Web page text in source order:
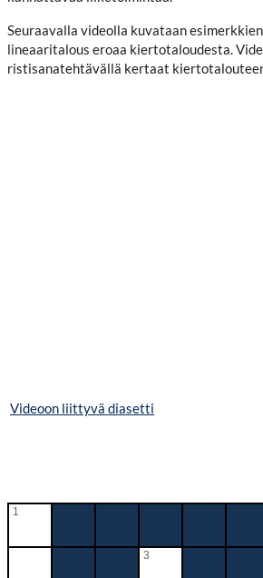
Seuraavalla videolla kuvataan
lineaaritalous eroaa kiertotaloudesta.
ristisanatehtävällä kertaat
Videoon liittyvä diasetti